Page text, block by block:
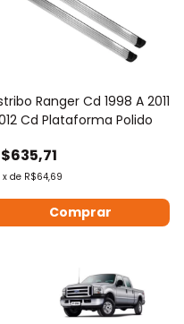
Ranger Cd 1998 A 2011
Cd Plataforma Polido
x de R$64,69